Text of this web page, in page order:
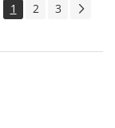
1 2 3